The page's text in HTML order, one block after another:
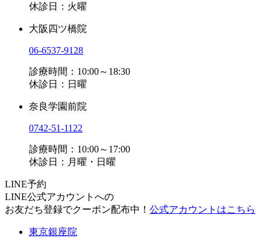
休診日：火曜
大阪四ツ橋院
06-6537-9128
診療時間：10:00～18:30
休診日：日曜
奈良学園前院
0742-51-1122
診療時間：10:00～17:00
休診日：月曜・日曜
LINE予約
LINE公式アカウントへの
お友だち登録でクーポン配布中！ 公式アカウントはこちら
東京銀座院